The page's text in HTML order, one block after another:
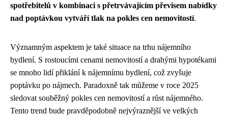
spotřebitelů v kombinaci s přetrvávajícím převisem nabídky
nad poptávkou vytváří tlak na pokles cen nemovitostí.
Významným aspektem je také situace na trhu nájemního
bydlení. S rostoucími cenami nemovitostí a drahými hypotékami
se mnoho lidí přiklání k nájemnímu bydlení, což zvyšuje
poptávku po nájmech. Paradoxně tak můžeme v roce 2025
sledovat souběžný pokles cen nemovitostí a růst nájemného.
Tento trend bude pravděpodobně nejvýraznější ve velkých